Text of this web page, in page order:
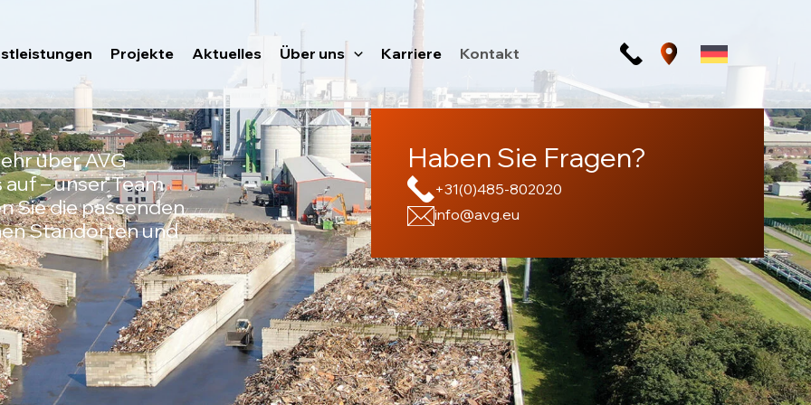
Projekte Aktuelles Über uns Karriere Kontakt
über AVG
– unser Team
Sie die passenden
Standorten und
Haben Sie Fragen?
+31(0)485-802020
info@avg.eu